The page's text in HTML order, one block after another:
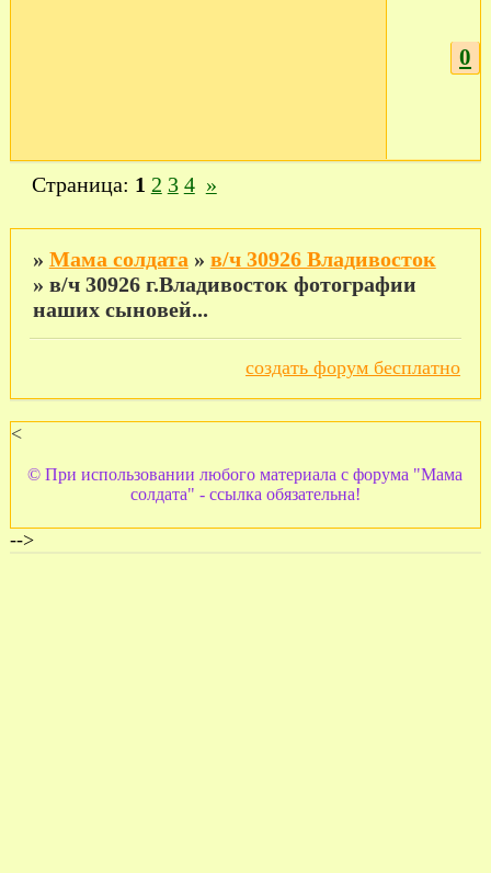
0
Страница: 1 2 3 4 »
» Мама солдата » в/ч 30926 Владивосток
» в/ч 30926 г.Владивосток фотографии
наших сыновей...
создать форум бесплатно
<
© При использовании любого материала с форума "Мама
солдата" - ссылка обязательна!
-->